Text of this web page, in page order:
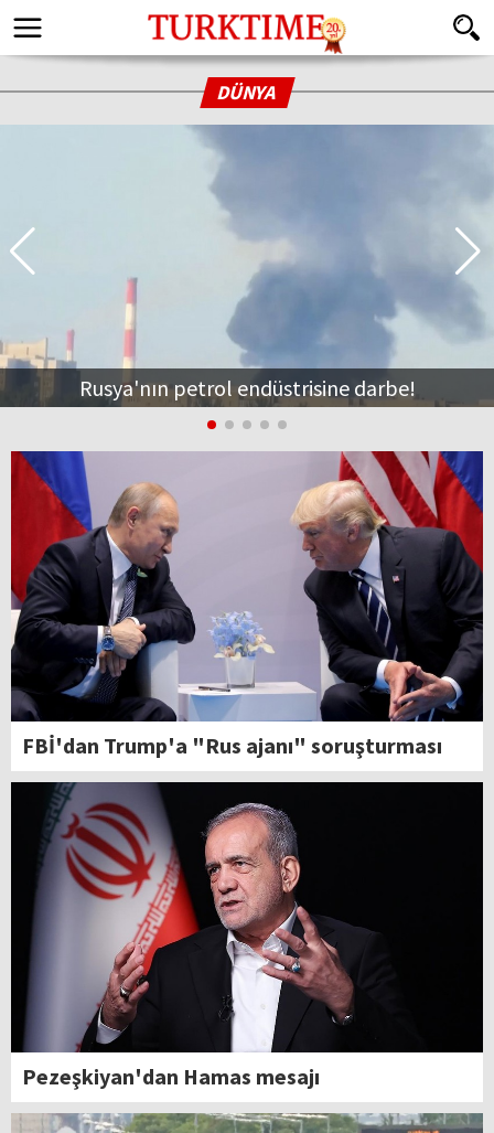
DÜNYA
Rusya'nın petrol endüstrisine darbe!
FBİ'dan Trump'a "Rus ajanı" soruşturması
Pezeşkiyan'dan Hamas mesajı